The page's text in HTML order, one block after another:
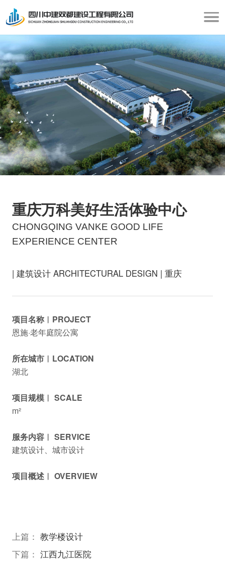
重庆万科美好生活体验中心
CHONGQING VANKE GOOD LIFE
EXPERIENCE CENTER
| 建筑设计 ARCHITECTURAL DESIGN | 重庆
项目名称︱PROJECT
恩施·老年庭院公寓
所在城市︱LOCATION
湖北
项目规模︱ SCALE
m²
服务内容︱ SERVICE
建筑设计、城市设计
项目概述︱ OVERVIEW
上篇： 教学楼设计
下篇： 江西九江医院